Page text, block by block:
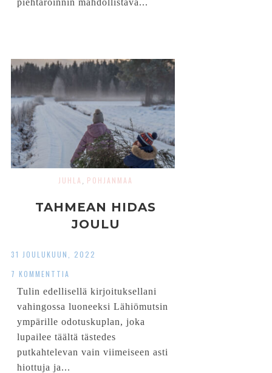
JUHLA POHJANMAA
TAHMEAN HIDAS
JOULU
31 JOULUKUUN, 2022
7 KOMMENTTIA
Tulin edellisellä kirjoituksellani
vahingossa luoneeksi Lähiömutsin
ympärille odotuskuplan, joka
lupailee täältä tästedes
putkahtelevan vain viimeiseen asti
hiottuja ja...